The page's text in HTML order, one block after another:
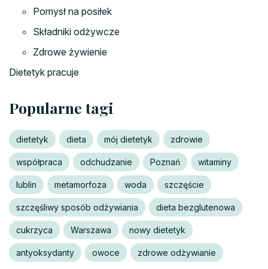
Pomysł na posiłek
Składniki odżywcze
Zdrowe żywienie
Dietetyk pracuje
Popularne tagi
dietetyk dieta mój dietetyk zdrowie
współpraca odchudzanie Poznań witaminy
lublin metamorfoza woda szczęście
szczęśliwy sposób odżywiania dieta bezglutenowa
cukrzyca Warszawa nowy dietetyk
antyoksydanty owoce zdrowe odżywianie